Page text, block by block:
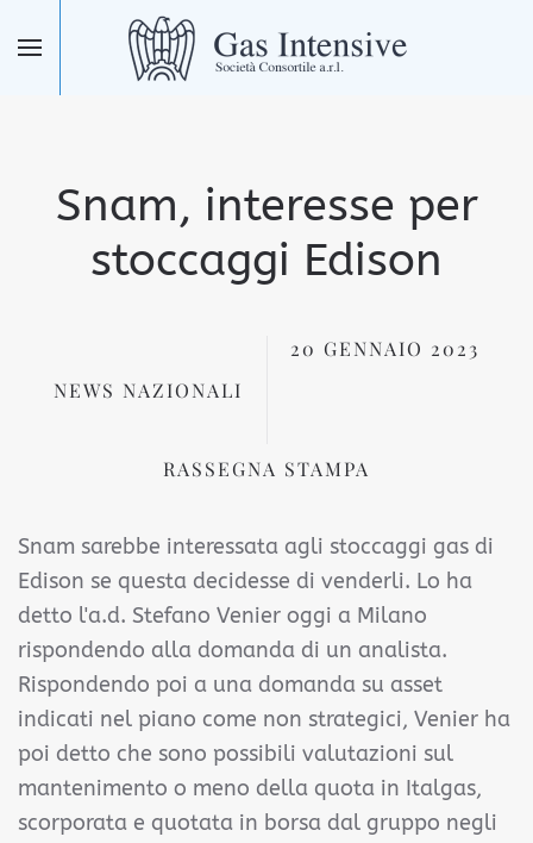
Skip to main content
Snam, interesse per
stoccaggi Edison
NEWS NAZIONALI
20 GENNAIO 2023
RASSEGNA STAMPA
Snam sarebbe interessata agli stoccaggi gas di
Edison se questa decidesse di venderli. Lo ha
detto l'a.d. Stefano Venier oggi a Milano
rispondendo alla domanda di un analista.
Rispondendo poi a una domanda su asset
indicati nel piano come non strategici, Venier ha
poi detto che sono possibili valutazioni sul
mantenimento o meno della quota in Italgas,
scorporata e quotata in borsa dal gruppo negli